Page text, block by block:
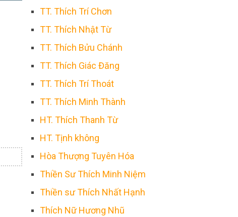
TT. Thích Trí Chơn
TT. Thích Nhật Từ
TT. Thích Bửu Chánh
TT. Thích Giác Đăng
TT. Thích Trí Thoát
TT. Thích Minh Thành
HT. Thích Thanh Từ
HT. Tịnh không
Hòa Thượng Tuyên Hóa
Thiền Sư Thích Minh Niệm
Thiền sư Thích Nhất Hạnh
Thích Nữ Hương Nhũ